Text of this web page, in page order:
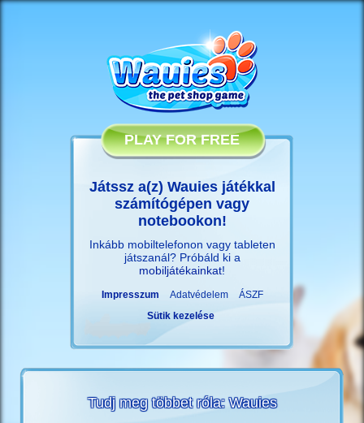
PLAY FOR FREE
Játssz a(z) Wauies játékkal
számítógépen vagy
notebookon!
Inkább mobiltelefonon vagy tableten
játszanál? Próbáld ki a
mobiljátékainkat!
Impresszum Adatvédelem
ÁSZF
Sütik kezelése
Tudj meg többet róla: Wauies